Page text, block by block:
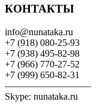
КОНТАКТЫ
info@nunataka.ru
+7 (918) 080-25-93
+7 (938) 495-82-98
+7 (966) 770-27-52
+7 (999) 650-82-31
—————————
Skype: nunataka.ru